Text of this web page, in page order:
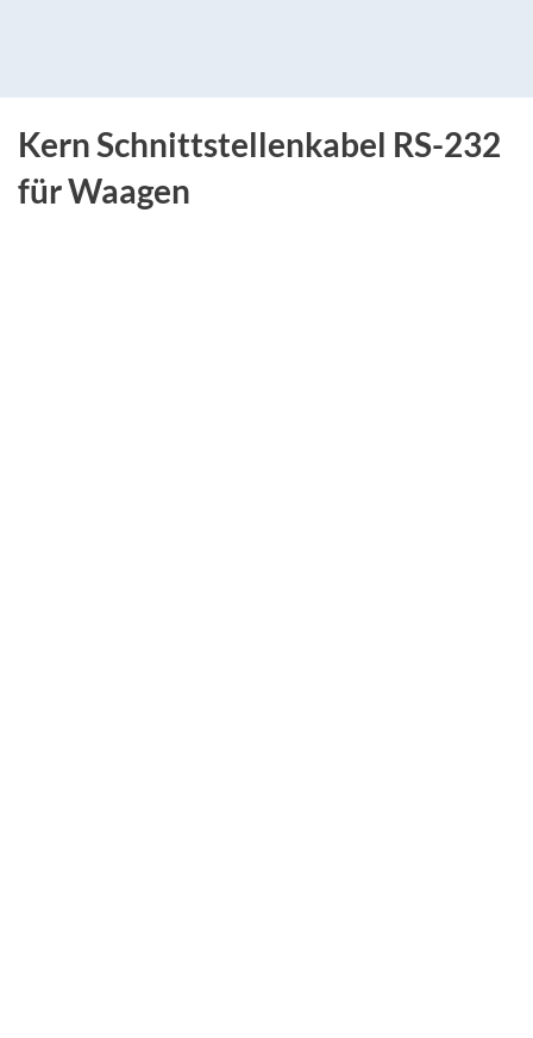
Kern Schnittstellenkabel RS-232
für Waagen